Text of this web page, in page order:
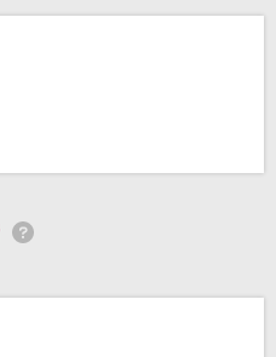
・ログインして
に！練習にも！